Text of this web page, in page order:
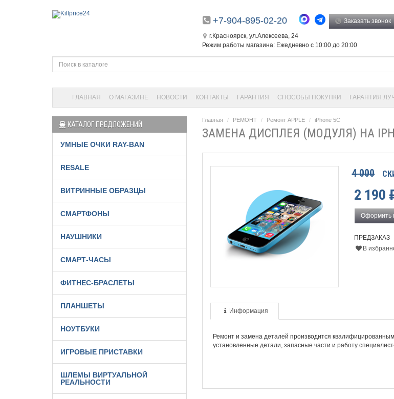
+7-904-895-02-20 Заказать звонок
г.Красноярск, ул.Алексеева, 24
Режим работы магазина: Ежедневно с 10:00 до 20:00
ГЛАВНАЯ О МАГАЗИНЕ НОВОСТИ КОНТАКТЫ ГАРАНТИЯ СПОСОБЫ ПОКУПКИ ГАРАНТИЯ
Главная РЕМОНТ Ремонт APPLE iPhone 5C
ЗАМЕНА ДИСПЛЕЯ (МОДУЛЯ) НА
4 000
2 190
Оформить
ПРЕДЗАКАЗ
В
Информация
Ремонт и замена деталей производится
установленные детали, запасные части и работу
КАТАЛОГ ПРЕДЛОЖЕНИЙ
УМНЫЕ ОЧКИ RAY-BAN
RESALE
ВИТРИННЫЕ ОБРАЗЦЫ
СМАРТФОНЫ
НАУШНИКИ
СМАРТ-ЧАСЫ
ФИТНЕС-БРАСЛЕТЫ
ПЛАНШЕТЫ
НОУТБУКИ
ИГРОВЫЕ ПРИСТАВКИ
ШЛЕМЫ ВИРТУАЛЬНОЙ
РЕАЛЬНОСТИ